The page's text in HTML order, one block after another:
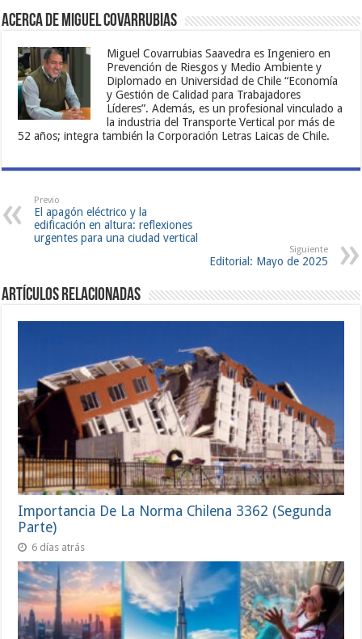
Acerca de Miguel Covarrubias
Miguel Covarrubias Saavedra es Ingeniero en
Prevención de Riesgos y Medio Ambiente y
Diplomado en Universidad de Chile “Economía
y Gestión de Calidad para Trabajadores
Líderes”. Además, es un profesional vinculado a
la industria del Transporte Vertical por más de
52 años; integra también la Corporación Letras Laicas de Chile.
Previo
El apagón eléctrico y la
edificación en altura: reflexiones
urgentes para una ciudad vertical
Siguiente
Editorial: Mayo de 2025
Artículos Relacionadas
Importancia De La Norma Chilena 3362 (Segunda
Parte)
6 días atrás